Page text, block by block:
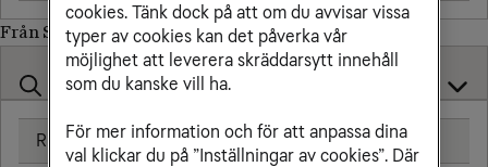
Från Spanien till
Ringa samtal 0,00 kr/min
cookies. Tänk dock på att om du avvisar vissa
typer av cookies kan det påverka vår
möjlighet att leverera skräddarsytt innehåll
som du kanske vill ha.
För mer information och för att anpassa dina
val klickar du på ”Inställningar av cookies”. Där